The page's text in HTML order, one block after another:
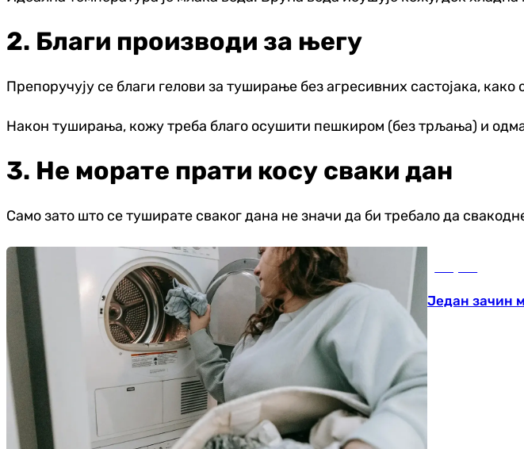
2. Благи производи за његу
Препоручују се благи гелови за туширање без агресивних састојака,
Након туширања, кожу треба благо осушити пешкиром (без трљања) и
3. Не морате прати косу сваки дан
Само зато што се туширате сваког дана не значи да би требало да
Један зачин